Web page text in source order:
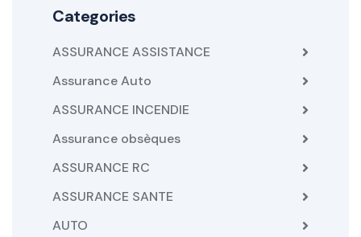
Categories
ASSURANCE ASSISTANCE
Assurance Auto
ASSURANCE INCENDIE
Assurance obsèques
ASSURANCE RC
ASSURANCE SANTE
AUTO